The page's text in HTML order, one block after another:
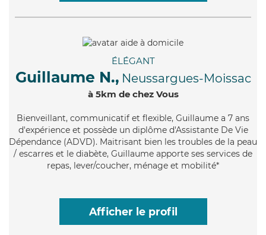
ÉLÉGANT
Guillaume N., Neussargues-Moissac
à 5km de chez Vous
Bienveillant, communicatif et flexible, Guillaume a 7 ans
d'expérience et possède un diplôme d'Assistante De Vie
Dépendance (ADVD). Maitrisant bien les troubles de la peau
/ escarres et le diabète, Guillaume apporte ses services de
repas, lever/coucher, ménage et mobilité*
Afficher le profil